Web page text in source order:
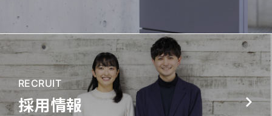
RECRUIT
採用情報